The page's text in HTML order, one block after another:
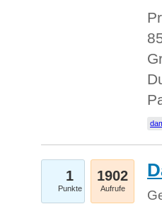
1
Punkte
1902
Aufrufe